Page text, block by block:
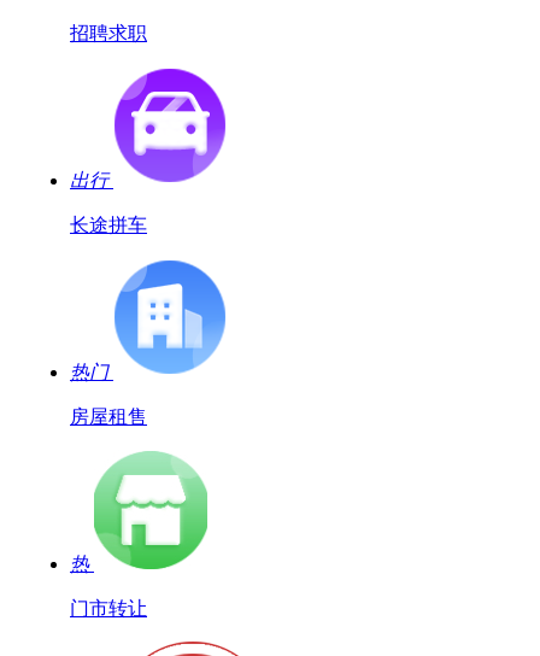
招聘求职
出行
长途拼车
热门
房屋租售
热
门市转让